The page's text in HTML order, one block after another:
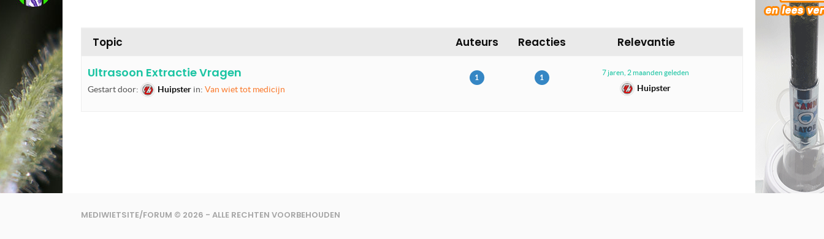
Topic Auteurs Reacties Relevantie
Ultrasoon Extractie Vragen
Gestart door: Huipster in: Van wiet tot medicijn
1 1
7 jaren, 2 maanden geleden
Huipster
MEDIWIETSITE/FORUM © 2026 - ALLE RECHTEN VOORBEHOUDEN